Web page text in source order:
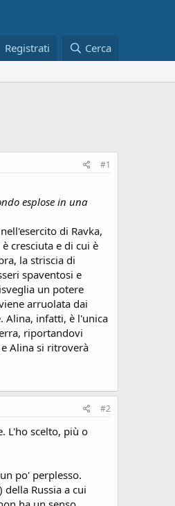
Registrati Cerca
#1
esplose in una
di Ravka,
cresciuta e di cui è
la striscia di
spaventosi e
un potere
arruolata dai
Alina, infatti, è l'unica
riportandovi
Alina si ritroverà
#2
L'ho scelto, più o
po' perplesso.
Russia a cui